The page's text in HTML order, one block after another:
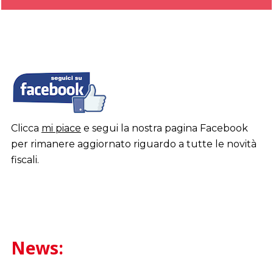
Clicca mi piace e segui la nostra pagina Facebook
per rimanere aggiornato riguardo a tutte le novità
fiscali.
News: